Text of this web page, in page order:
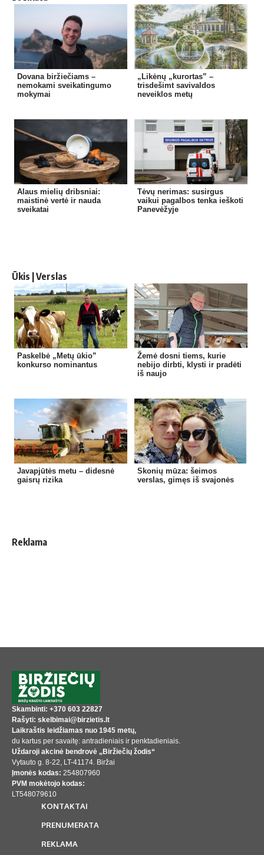
Dovana biržiečiams –
nemokami sveikatingumo
mokymai
„Likėnų „kurortas” –
trisdešimt savivaldos
neveiklos metų
Alaus mielių dribsniai:
maistinė vertė ir nauda
sveikatai
Tėvų nerimas: susirgus
vaikui pagalbos tenka ieškoti
Panevėžyje
Ūkis | Verslas
Paskelbė „Metų ūkio”
konkurso nominantus
Žemė dosni tiems, kurie
nebijo dirbti, klysti ir pradėti
iš naujo
Javapjūtės metu – didesnė
gaisrų rizika
Skonių mūza: šeimos
verslas, gimęs iš svajonės
Reklama
Skambinti: +370 603 22827
Rašyti: skelbimai@birzietis.lt
Laikraštis leidžiamas nuo 1945 metų,
du kartus per savaitę: antradieniais ir penktadieniais.
Uždaroji akcinė bendrovė „Biržiečių žodis“
Vytauto g. 8-22, LT-41174. Biržai
Įmonės kodas: 254807960
PVM mokėtojo kodas:
LT548079610
KONTAKTAI
PRENUMERATA
REKLAMA